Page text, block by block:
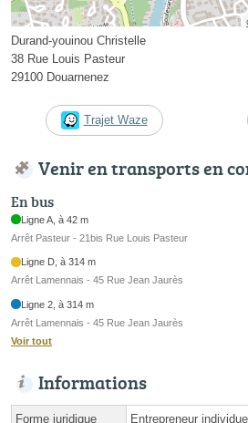
Durand-youinou Christelle
38 Rue Louis Pasteur
29100 Douarnenez
Trajet Waze
Venir en transports en
En bus
Ligne A, à 42 m
Arrêt Pasteur - 21bis Rue Louis Pasteur
Ligne D, à 314 m
Arrêt Lamennais - 45 Rue Jean Jaurès
Ligne 2, à 314 m
Arrêt Lamennais - 45 Rue Jean Jaurès
Voir tout
Informations
Forme juridique Entrepreneur individuel